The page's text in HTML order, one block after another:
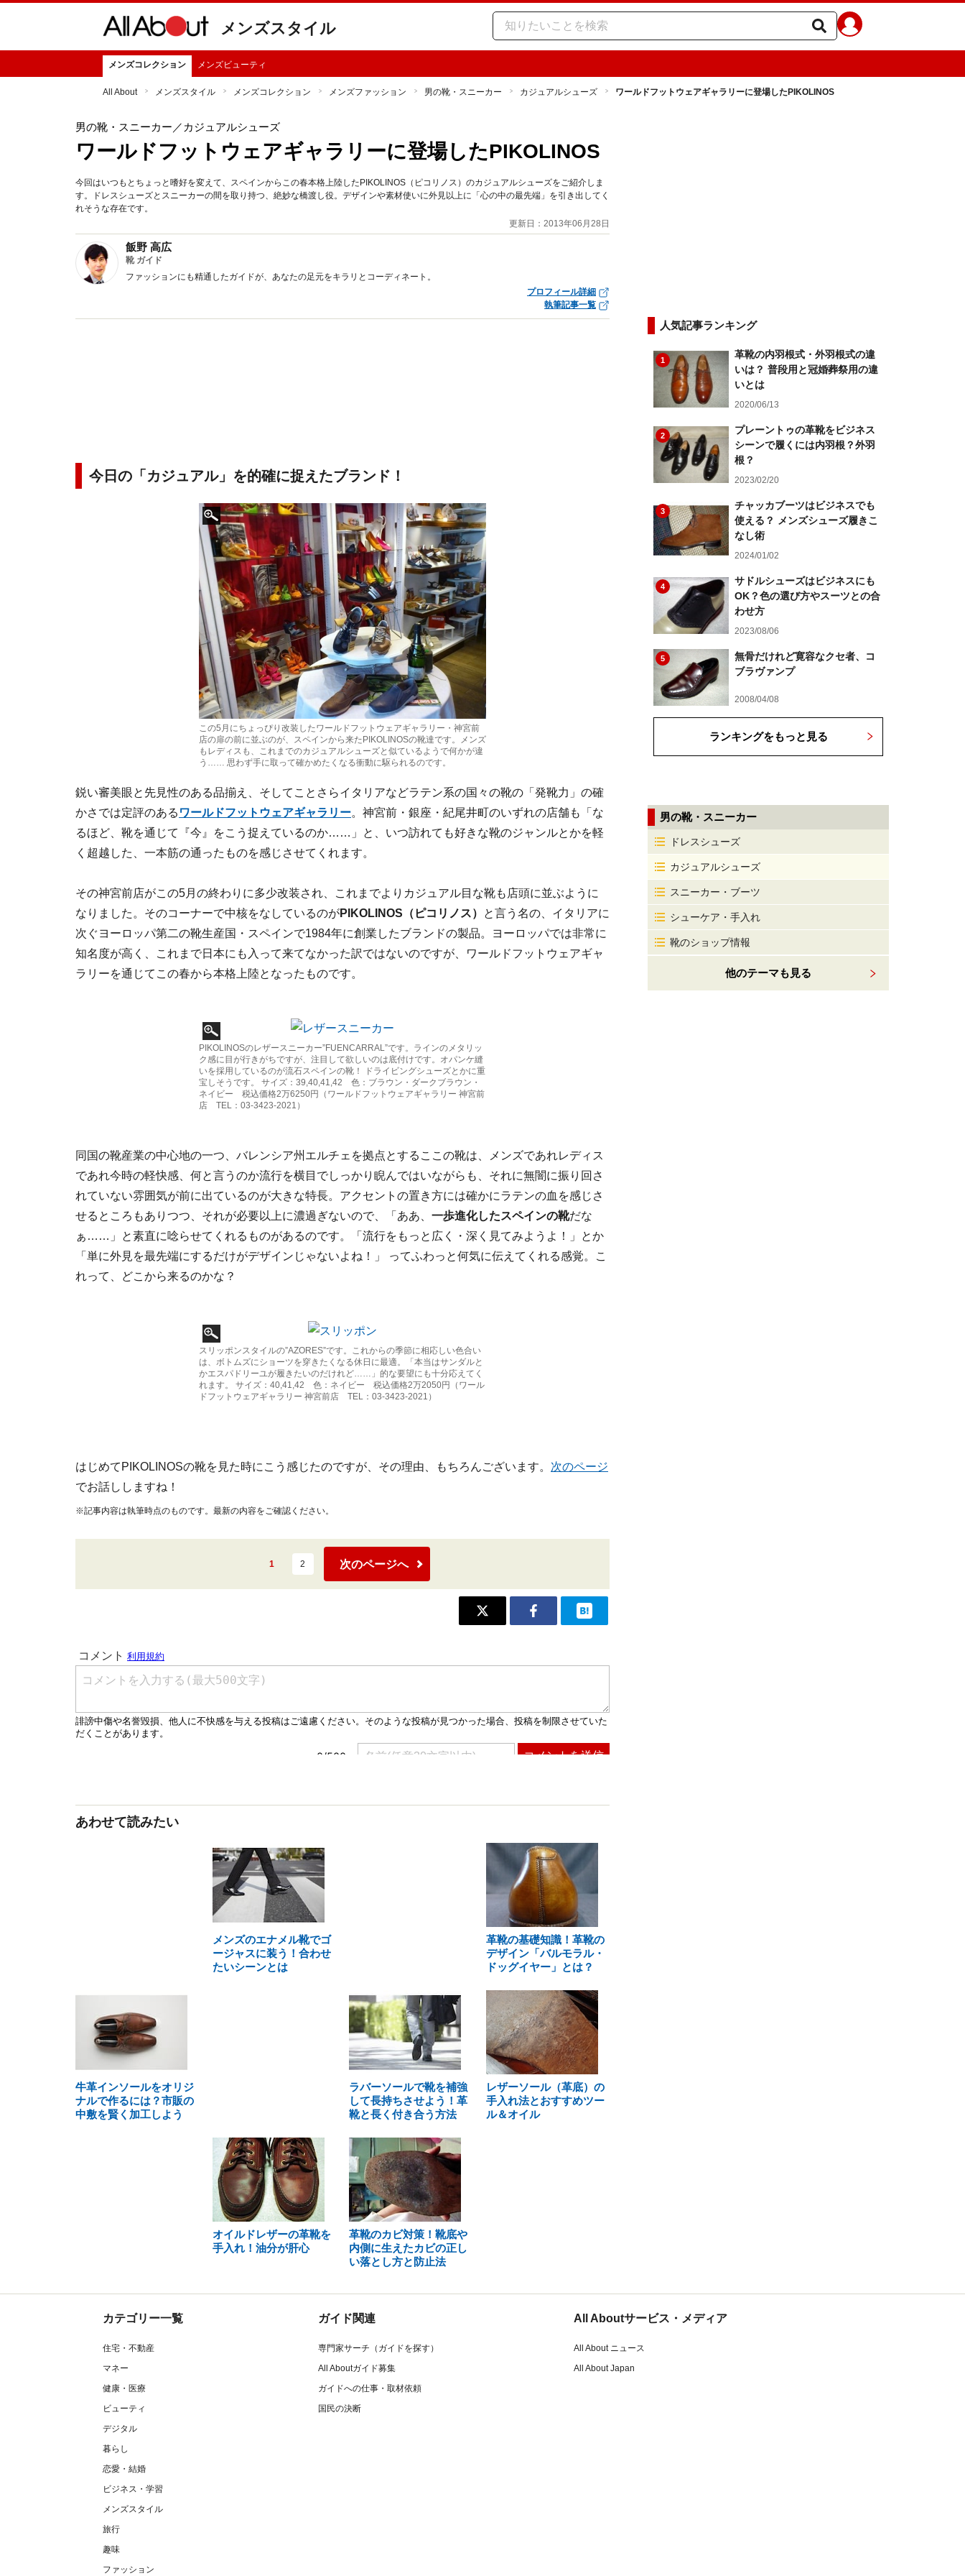
メンズスタイル
メンズコレクション メンズビューティ
All About メンズスタイル メンズコレクション メンズファッション 男の靴・スニーカー カジュアルシューズ ワールドフットウェアギャラリーに登場したPIKOLINOS
男の靴・スニーカー ／カジュアルシューズ
ワールドフットウェアギャラリーに登場したPIKOLINOS
今回はいつもとちょっと嗜好を変えて、スペインからこの春本格上陸したPIKOLINOS（ピコリノス）のカジュアルシューズをご紹介しま
す。ドレスシューズとスニーカーの間を取り持つ、絶妙な橋渡し役。デザインや素材使いに外見以上に「心の中の最先端」を引き出してく
れそうな存在です。
更新日：2013年06月28日
飯野 高広
靴 ガイド
ファッションにも精通したガイドが、あなたの足元をキラリとコーディネート。
プロフィール詳細
執筆記事一覧
今日の「カジュアル」を的確に捉えたブランド！
この5月にちょっぴり改装したワールドフットウェアギャラリー・神宮前
店の扉の前に並ぶのが、スペインから来たPIKOLINOSの靴達です。メンズ
もレディスも、これまでのカジュアルシューズと似ているようで何かが違
う…… 思わず手に取って確かめたくなる衝動に駆られるのです。
鋭い審美眼と先見性のある品揃え、そしてことさらイタリアなどラテン系の国々の靴の「発靴力」の確
かさでは定評のある ワールドフットウェアギャラリー。神宮前・銀座・紀尾井町のいずれの店舗も「な
るほど、靴を通じて『今』をこう捉えているのか……」と、いつ訪れても好きな靴のジャンルとかを軽
く超越した、一本筋の通ったものを感じさせてくれます。
その神宮前店がこの5月の終わりに多少改装され、これまでよりカジュアル目な靴も店頭に並ぶように
なりました。そのコーナーで中核をなしているのがPIKOLINOS（ピコリノス）
と言う名の、イタリアに
次ぐヨーロッパ第二の靴生産国・スペインで1984年に創業したブランドの製品。ヨーロッパでは非常に
知名度が高く、これまで日本にも入って来てなかった訳ではないのですが、ワールドフットウェアギャ
ラリーを通じてこの春から本格上陸となったものです。
PIKOLINOSのレザースニーカー”FUENCARRAL”です。ラインのメタリッ
ク感に目が行きがちですが、注目して欲しいのは底付けです。オパンケ縫
いを採用しているのが流石スペインの靴！ ドライビングシューズとかに重
宝しそうです。 サイズ：39,40,41,42 色：ブラウン・ダークブラウン・
ネイビー 税込価格2万6250円（ワールドフットウェアギャラリー 神宮前
店 TEL：03-3423-2021）
同国の靴産業の中心地の一つ、バレンシア州エルチェを拠点とするここの靴は、メンズであれレディス
であれ今時の軽快感、何と言うのか流行を横目でしっかり睨んではいながらも、それに無闇に振り回さ
れていない雰囲気が前に出ているのが大きな特長。アクセントの置き方には確かにラテンの血を感じさ
せるところもありつつ、それが必要以上に濃過ぎないので、「ああ、 一歩進化したスペインの靴だな
ぁ……」と素直に唸らせてくれるものがあるのです。「流行をもっと広く・深く見てみようよ！」とか
「単に外見を最先端にするだけがデザインじゃないよね！」 ってふわっと何気に伝えてくれる感覚。こ
れって、どこから来るのかな？
スリッポンスタイルの”AZORES”です。これからの季節に相応しい色合い
は、ボトムズにショーツを穿きたくなる休日に最適。「本当はサンダルと
かエスパドリーユが履きたいのだけれど……」的な要望にも十分応えてく
れます。 サイズ：40,41,42 色：ネイビー 税込価格2万2050円（ワール
ドフットウェアギャラリー 神宮前店 TEL：03-3423-2021）
はじめてPIKOLINOSの靴を見た時にこう感じたのですが、その理由、もちろんございます。 次のページ
でお話ししますね！
※記事内容は執筆時点のものです。最新の内容をご確認ください。
1 2 次のページへ
あわせて読みたい
メンズのエナメル靴でゴ
ージャスに装う！合わせ
たいシーンとは
革靴の基礎知識！革靴の
デザイン「バルモラル・
ドッグイヤー」とは？
牛革インソールをオリジ
ナルで作るには？市販の
中敷を賢く加工しよう
ラバーソールで靴を補強
して長持ちさせよう！革
靴と長く付き合う方法
レザーソール（革底）の
手入れ法とおすすめツー
ル＆オイル
オイルドレザーの革靴を
手入れ！油分が肝心
革靴のカビ対策！靴底や
内側に生えたカビの正し
い落とし方と防止法
人気記事ランキング
1
革靴の内羽根式・外羽根式の違
いは？ 普段用と冠婚葬祭用の違
いとは
2020/06/13
2
プレーントゥの革靴をビジネス
シーンで履くには内羽根？外羽
根？
2023/02/20
3
チャッカブーツはビジネスでも
使える？ メンズシューズ履きこ
なし術
2024/01/02
4
サドルシューズはビジネスにも
OK？色の選び方やスーツとの合
わせ方
2023/08/06
5
無骨だけれど寛容なクセ者、コ
ブラヴァンプ
2008/04/08
ランキングをもっと見る
男の靴・スニーカー
ドレスシューズ
カジュアルシューズ
スニーカー・ブーツ
シューケア・手入れ
靴のショップ情報
他のテーマも見る
カテゴリー一覧
住宅・不動産
マネー
健康・医療
ビューティ
デジタル
暮らし
恋愛・結婚
ビジネス・学習
メンズスタイル
旅行
趣味
ファッション
ガイド関連
専門家サーチ（ガイドを探す）
All Aboutガイド募集
ガイドへの仕事・取材依頼
国民の決断
All Aboutサービス・メディア
All About ニュース
All About Japan